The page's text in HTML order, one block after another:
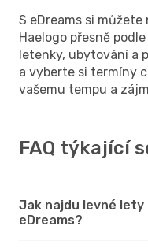
S eDreams si
Haelogo přesně
letenky, ubytování a
a vyberte si termíny
vašemu tempu a
FAQ týkající
Jak najdu levné lety
eDreams?